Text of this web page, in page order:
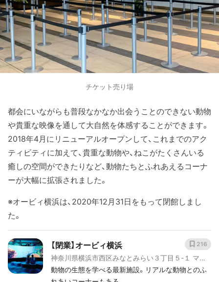
チケット売り場
都会にいながらも普段なかなか出会うことのできない動物
や貴重な映像を通して大自然を体感することができます。
2018年4月にリニューアルオープンして、これまでのアク
ティビティに加えて、貴重な動物や、ねこがたくさんいる
癒しの空間ができたりなど、動物たちとふれあえるコーナ
ーが大幅に拡張されました。
※オービィ横浜は、2020年12月31日をもって閉館しまし
た。
【閉業】オービィ横浜
神奈川県横浜市西区みなとみらい３丁目５-１ マー
クイズ みなとみらい 5F
動物の生態を学べる最新施設。リアルな動物とのふ
216